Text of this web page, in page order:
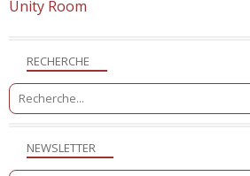
NEWSLETTER
RECHERCHE
Unity Room